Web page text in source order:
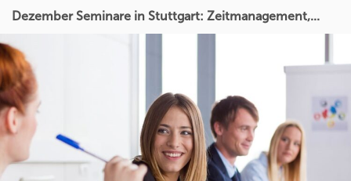
Dezember Seminare in Stuttgart: Zeitmanagement,...